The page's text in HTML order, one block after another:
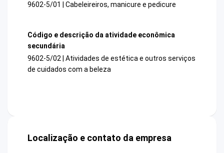
9602-5/01 | Cabeleireiros, manicure e pedicure
Código e descrição da atividade econômica
secundária
9602-5/02 | Atividades de estética e outros serviços
de cuidados com a beleza
Localização e contato da empresa